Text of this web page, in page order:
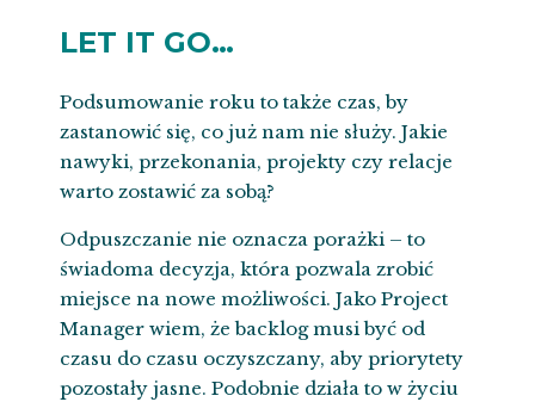
LET IT GO…
Podsumowanie roku to także czas, by
zastanowić się, co już nam nie służy. Jakie
nawyki, przekonania, projekty czy relacje
warto zostawić za sobą?
Odpuszczanie nie oznacza porażki – to
świadoma decyzja, która pozwala zrobić
miejsce na nowe możliwości. Jako Project
Manager wiem, że backlog musi być od
czasu do czasu oczyszczany, aby priorytety
pozostały jasne. Podobnie działa to w życiu